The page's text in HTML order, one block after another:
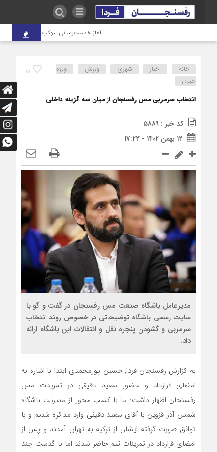
آغاز خدمت‌رسانی موکب درمانی شهدای
18 خانه اخبار شهری ورزش
ویژه
خبری
انتخاب سرمربی مس رفسنجان از میان سه گزینه داخلی
کد خبر : 5889
12 بهمن 1402 - 17:23
مديرعامل باشگاه صنعت مس رفسنجان در گفت و گو با
سايت رسمى باشگاه توضيحاتى در خصوص روند انتخاب
سرمربى و گشودن پنجره نقل و انتقالات اين باشگاه ارائه
داد.
به گزارش رفسنجان فردا, حسين پورمحمدى ابتدا با اشاره به
امضاى قرارداد و حضور سعيد دقيقى در تمرينات مس
رفسنجان اظهار داشت: ما با كسب مجوز از مديريت باشگاه
شمس آذر قزوين با آقاى سعيد دقيقى وارد مذاكره شديم و با
توافق صورت گرفته ايشان از تركيه به تهران آمدند و پس از
امضاى قرارداد در تمرينات تيم حاضر شدند اما با گذشت چند